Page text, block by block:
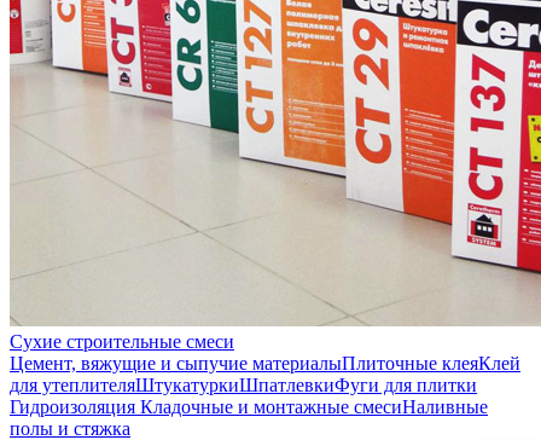
Сухие строительные смеси
Цемент, вяжущие и сыпучие материалыПлиточные клеяКлей
для утеплителяШтукатуркиШпатлевкиФуги для плитки
Гидроизоляция Кладочные и монтажные смесиНаливные
полы и стяжка